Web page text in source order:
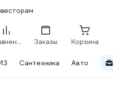
Сравнение Заказы Корзина
Сантехника Авто